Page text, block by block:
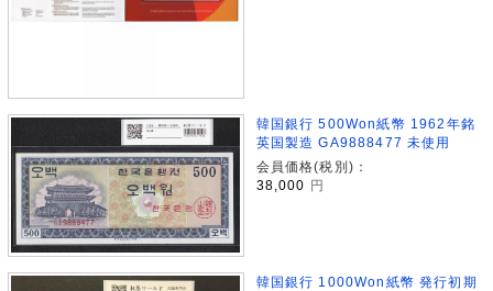
韓国銀行 500Won紙幣 1962年銘
英国製造 GA9888477 未使用
会員価格(税別)：
38,000 円
韓国銀行 1000Won紙幣 発行初期